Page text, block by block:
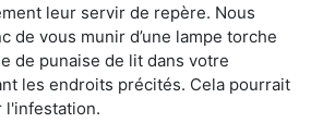
leur servir de repère. Nous
de vous munir d’une lampe torche
de punaise de lit dans votre
les endroits précités. Cela pourrait
l'infestation.